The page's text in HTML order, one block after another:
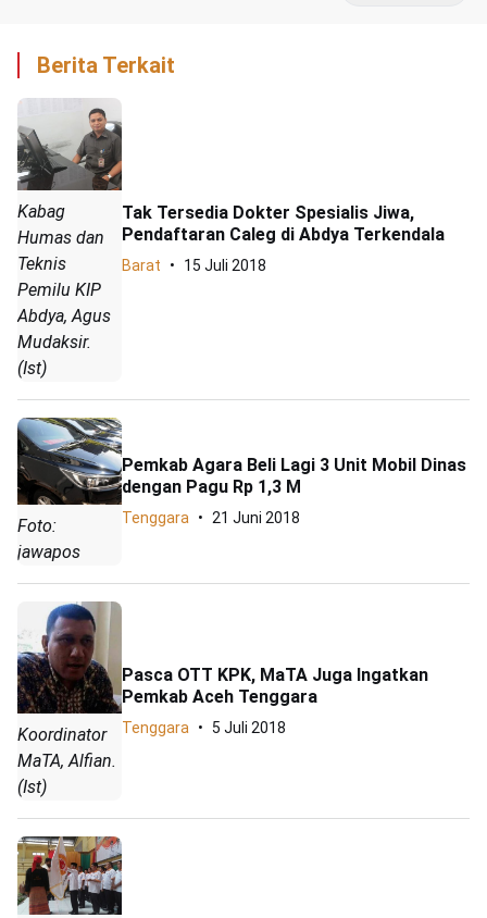
Berita Terkait
Kabag
Humas dan
Teknis
Pemilu KIP
Abdya, Agus
Mudaksir.
(Ist)
Tak Tersedia Dokter Spesialis Jiwa,
Pendaftaran Caleg di Abdya Terkendala
Barat 15 Juli 2018
Foto:
jawapos
Pemkab Agara Beli Lagi 3 Unit Mobil Dinas
dengan Pagu Rp 1,3 M
Tenggara 21 Juni 2018
Koordinator
MaTA, Alfian.
(Ist)
Pasca OTT KPK, MaTA Juga Ingatkan
Pemkab Aceh Tenggara
Tenggara 5 Juli 2018